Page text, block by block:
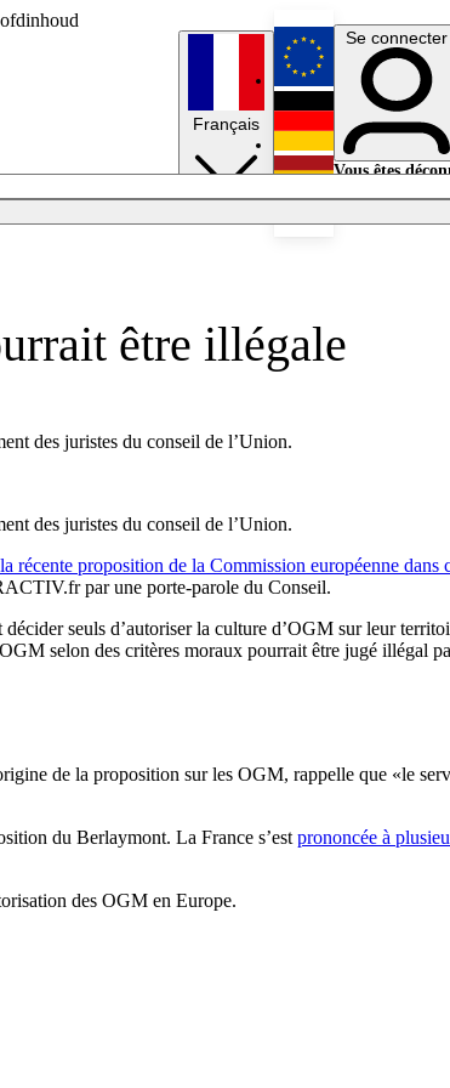
Français
English
Deutsch
Se connecter
Vous êtes
être illégale
des juristes du conseil de l’Union.
des juristes du conseil de l’Union.
la récente proposition de la Commission européenne dans
par une porte-parole du Conseil.
seuls d’autoriser la culture d’OGM sur leur
selon des critères moraux pourrait être jugé illégal
de la proposition sur les OGM, rappelle que «le
du Berlaymont. La France s’est prononcée à
des OGM en Europe.